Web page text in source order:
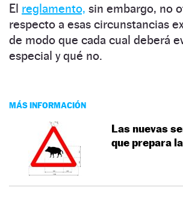
El reglamento, sin embargo, no
respecto a esas circunstancias
de modo que cada cual deberá
especial y qué no.
MÁS INFORMACIÓN
Las nuevas
que prepara